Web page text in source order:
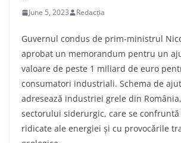
June 5, 2023 Redacția
Guvernul condus de prim-ministrul
aprobat un memorandum pentru un
valoare de peste 1 miliard de euro
consumatori industriali. Schema de
adresează industriei grele din
sectorului siderurgic, care se
ridicate ale energiei și cu provocările